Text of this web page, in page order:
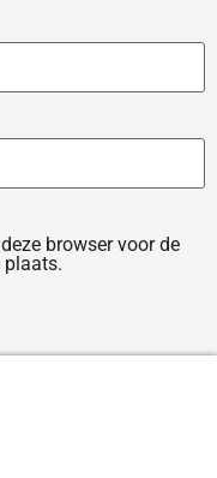
browser voor de
plaats.